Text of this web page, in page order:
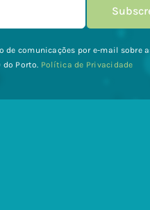
de comunicações por e-mail sobre
Porto. Política de Privacidade